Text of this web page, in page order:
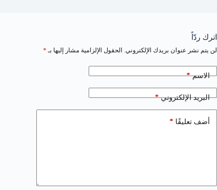
اترك ردّاً
لن يتم نشر عنوان بريدك الإلكتروني. الحقول الإلزامية مشار إليها بـ *
الاسم*
البريد الإلكتروني*
أضف تعليقًا *